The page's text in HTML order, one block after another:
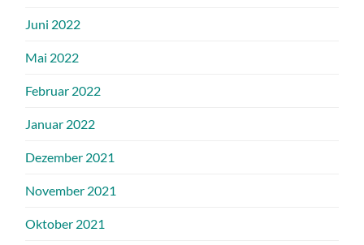
Juni 2022
Mai 2022
Februar 2022
Januar 2022
Dezember 2021
November 2021
Oktober 2021